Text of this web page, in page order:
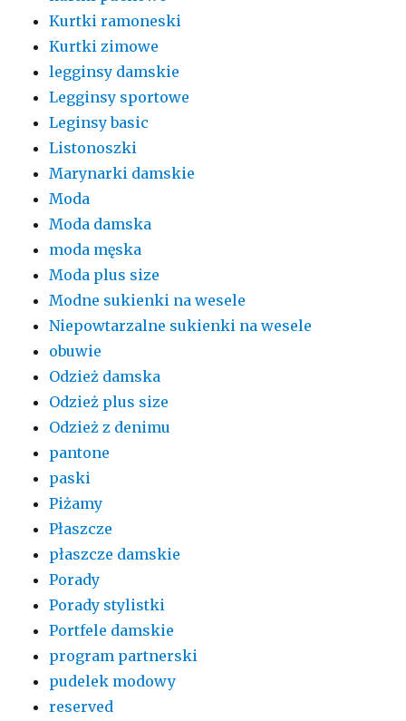
Kurtki ramoneski
Kurtki zimowe
legginsy damskie
Legginsy sportowe
Leginsy basic
Listonoszki
Marynarki damskie
Moda
Moda damska
moda męska
Moda plus size
Modne sukienki na wesele
Niepowtarzalne sukienki na wesele
obuwie
Odzież damska
Odzież plus size
Odzież z denimu
pantone
paski
Piżamy
Płaszcze
płaszcze damskie
Porady
Porady stylistki
Portfele damskie
program partnerski
pudelek modowy
reserved